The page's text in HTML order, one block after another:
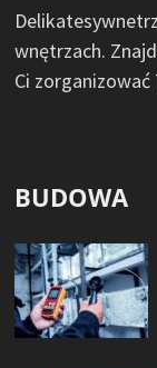
wnętrzach.
Ci
BUDOWA